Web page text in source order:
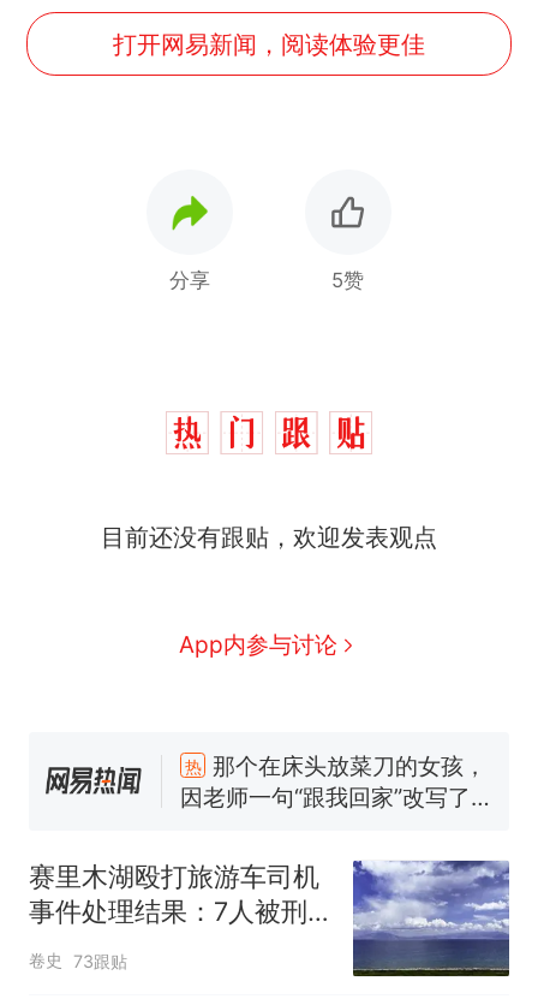
打开网易新闻，阅读体验更佳
分享 5赞
目前还没有跟贴，欢迎发表观点
App内参与讨论
热
那个在床头放菜刀的女孩，
因老师一句“跟我回家”改写了
号，仅凭视频评出？中国烹饪
协会回应
美国渔民钓获鲨鱼徒手将其拽
回大海 目击者直呼震惊 （视频
笔试第一被第二名传话劝弃考
赛里木湖殴打旅游车司机
事件处理结果：7人被刑
拘，自驾收费调整
卷史 73跟贴